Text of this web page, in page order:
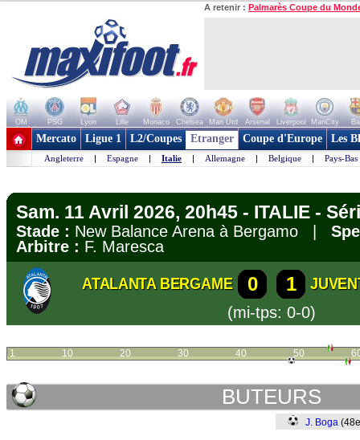
A retenir : Palmarès Coupe du
OM PSG Lyon Lille Monaco Chelsea Man Utd Arsenal Liverpool ManCity
+ de clubs
Mercato Ligue 1 L2/Coupes Etranger Coupe d'Europe Les
Angleterre | Espagne | Italie | Allemagne | Belgique | Pays-Bas
Sam. 11 Avril 2026, 20h45 - ITALIE -
Stade : New Balance Arena à Bergamo |
Arbitre : F. Maresca
ATALANTA BERGAME 0 1
(mi-tps: 0-0)
1 10 20 30 40 50
BUTEURS
J. Boga